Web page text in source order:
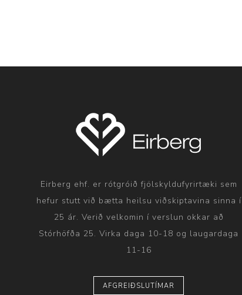
Eirberg ehf. er rótgróið fjölskyldufyrirtæki sem
hefur stutt við bætta heilsu viðskiptavina sinna í
25 ár. Verið velkomin í verslun okkar að
Stórhöfða 25. Virka daga 10-18 og laugardaga
11-16
AFGREIÐSLUTÍMAR